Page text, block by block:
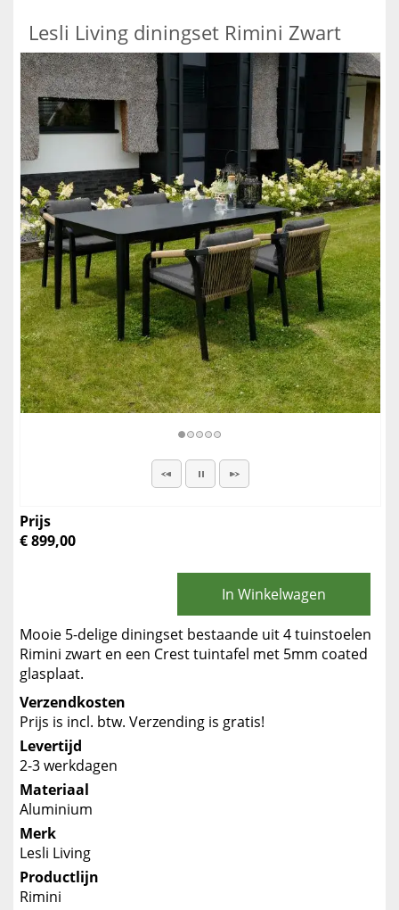
Lesli Living diningset Rimini Zwart
Prijs
€ 899,00
In Winkelwagen
Mooie 5-delige diningset bestaande uit 4 tuinstoelen
Rimini zwart en een Crest tuintafel met 5mm coated
glasplaat.
Verzendkosten
Prijs is incl. btw. Verzending is gratis!
Levertijd
2-3 werkdagen
Materiaal
Aluminium
Merk
Lesli Living
Productlijn
Rimini